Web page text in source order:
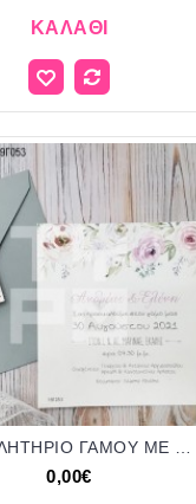
ΚΑΛΆΘΙ
ΠΡΟΣΚΛΗΤΗΡΙΟ ΓΑΜΟΥ ME ΤΡΙΑΝΤΑΦΥΛΛΑ ΣΕ ΦΑΚΛΕΟ ΓΚΡΙ ΧΡΩΜΑ ΤΡ-19Γ053
0,00€